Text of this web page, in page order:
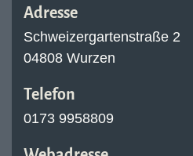
Adresse
Schweizergartenstraße 2
04808 Wurzen
Telefon
0173 9958809